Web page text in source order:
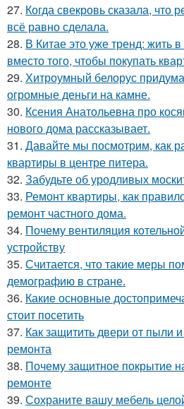
27. Когда свекровь сказала, что
всё равно сделала.
28. В Китае это уже тренд: жить
вместо того, чтобы покупать
29. Хитроумный белорус
огромные деньги на камне.
30. Ксения Анатольевна про
нового дома рассказывает.
31. Давайте мы посмотрим, как
квартиры в центре питера.
32. Забудьте об уродливых
33. Ремонт квартиры, как
ремонт частного дома.
34. Почему вентиляция
устройству
35. Считается, что такие меры
демографию в стране.
36. Какие основные
стоит посетить
37. Как защитить двери от пыли
ремонта
38. Почему защитное покрытие
ремонте
39. Сохраните вашу мебель